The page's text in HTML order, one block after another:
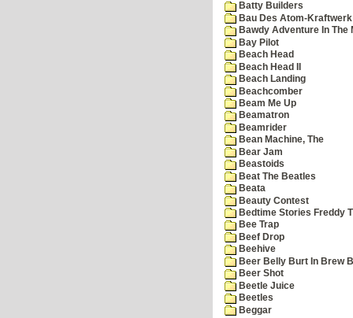
Batty Builders
Bau Des Atom-Kraftwerk
Bawdy Adventure In The
Bay Pilot
Beach Head
Beach Head II
Beach Landing
Beachcomber
Beam Me Up
Beamatron
Beamrider
Bean Machine, The
Bear Jam
Beastoids
Beat The Beatles
Beata
Beauty Contest
Bedtime Stories Freddy
Bee Trap
Beef Drop
Beehive
Beer Belly Burt In Brew
Beer Shot
Beetle Juice
Beetles
Beggar